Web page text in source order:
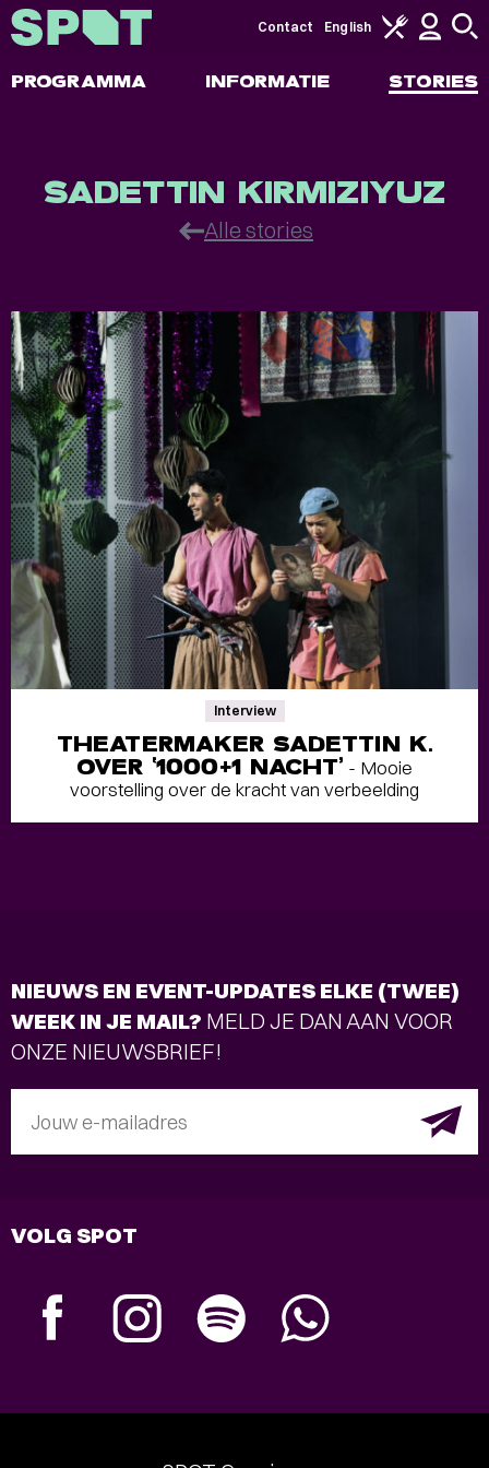
PROGRAMMA INFORMATIE STORIES
Contact English
SADETTIN KIRMIZIYUZ
Alle stories
Interview
THEATERMAKER SADETTIN K.
OVER ‘1000+1 NACHT’ - Mooie
voorstelling over de kracht van verbeelding
NIEUWS EN EVENT-UPDATES ELKE (TWEE)
WEEK IN JE MAIL? MELD JE DAN AAN VOOR
ONZE NIEUWSBRIEF!
Jouw e-mailadres
VOLG SPOT